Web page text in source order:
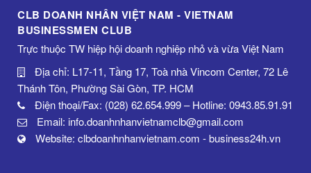
CLB DOANH NHÂN VIỆT NAM - VIETNAM
BUSINESSMEN CLUB
Trực thuộc TW hiệp hội doanh nghiệp nhỏ và vừa Việt Nam
Địa chỉ: L17-11, Tầng 17, Toà nhà Vincom Center, 72 Lê
Thánh Tôn, Phường Sài Gòn, TP. HCM
Điện thoại/Fax: (028) 62.654.999 – Hotline: 0943.85.91.91
Email: info.doanhnhanvietnamclb@gmail.com
Website: clbdoanhnhanvietnam.com - business24h.vn